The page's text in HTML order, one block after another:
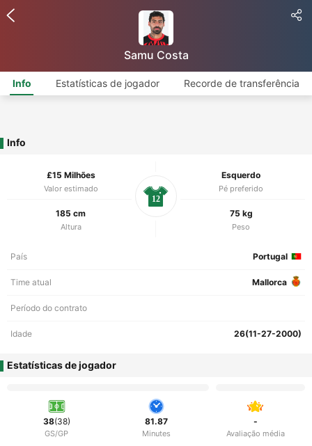
Samu Costa
Info Estatísticas de jogador Recorde de transferência
Info
£15 Milhões
Valor estimado
Esquerdo
Pé preferido
185 cm
Altura
75 kg
Peso
12
País Portugal
Time atual Mallorca
Período do contrato
Idade 26(11-27-2000)
Estatísticas de jogador
38(38)
GS/GP
81.87
Minutes
-
Avaliação média